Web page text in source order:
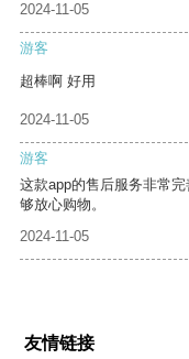
2024-11-05
游客
超棒啊 好用
2024-11-05
游客
这款app的售后服务非常
够放心购物。
2024-11-05
友情链接